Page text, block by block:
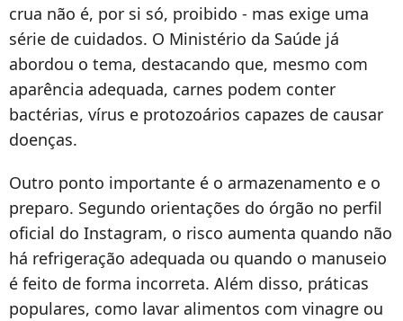
crua não é, por si só, proibido - mas exige uma
série de cuidados. O Ministério da Saúde já
abordou o tema, destacando que, mesmo com
aparência adequada, carnes podem conter
bactérias, vírus e protozoários capazes de causar
doenças.
Outro ponto importante é o armazenamento e o
preparo. Segundo orientações do órgão no perfil
oficial do Instagram, o risco aumenta quando não
há refrigeração adequada ou quando o manuseio
é feito de forma incorreta. Além disso, práticas
populares, como lavar alimentos com vinagre ou